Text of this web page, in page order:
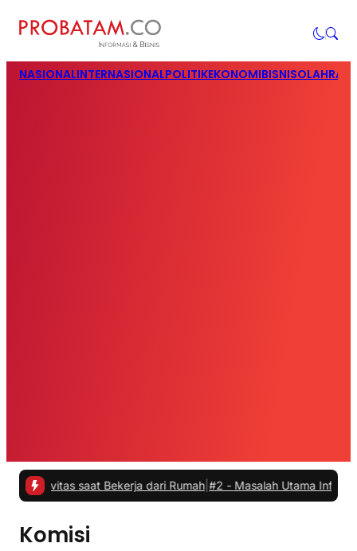
NASIONALINTERNASIONALPOLITIKEKONOMIBISNIS
saat Bekerja dari Rumah|#2 -Masalah Utama Infrastruktur
Komisi